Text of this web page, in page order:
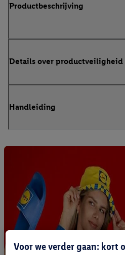
Productbeschrijving
Details over productveiligheid
Handleiding
Voor we verder gaan: kort